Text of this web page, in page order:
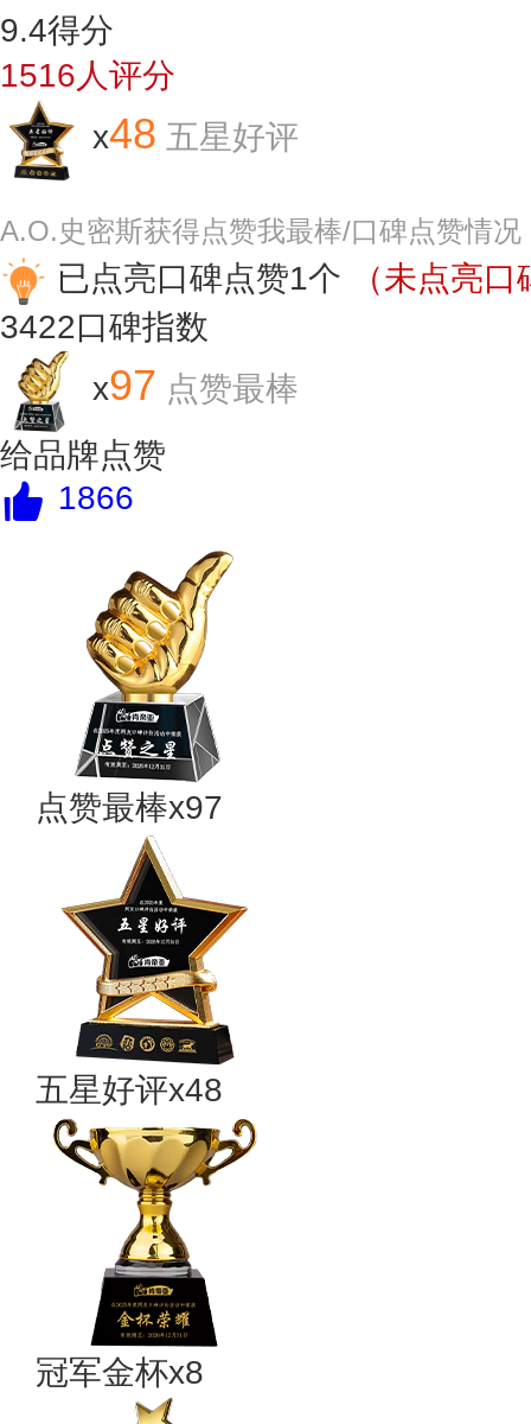
9.4得分
1516人评分
x48 五星好评
A.O.史密斯获得点赞我最棒/口碑点赞情况
已点亮口碑点赞1个
（未点亮
3422口碑指数
x97 点赞最棒
给品牌点赞
1866
点赞最棒x97
五星好评x48
冠军金杯x8